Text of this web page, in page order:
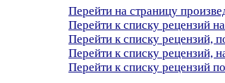
Перейти на страницу
Перейти к списку рецензий
Перейти к списку рецензий,
Перейти к списку рецензий,
Перейти к списку рецензий